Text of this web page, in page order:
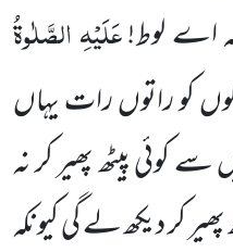
اے لوط!عَلَیْہِ الصَّلٰوۃُ
کو راتوں رات یہاں
پیٹھ پھیر کر نہ
کر دیکھ لے گی کیونکہ